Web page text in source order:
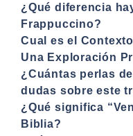
¿Qué diferencia
Frappuccino?
Cual es el
Una Exploración
¿Cuántas perlas
dudas sobre este
¿Qué significa
Biblia?